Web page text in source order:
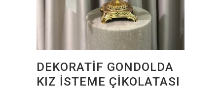
DEKORATIF GONDOLDA
KIZ İSTEME ÇIKOLATASI